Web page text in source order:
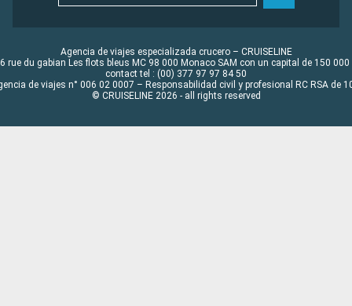
Agencia de viajes especializada crucero – CRUISELINE
rue du gabian Les flots bleus MC 98 000 Monaco SAM con un capital de 150 000
contact tel : (00) 377 97 97 84 50
de viajes n° 006 02 0007 – Responsabilidad civil y profesional RC RSA de
© CRUISELINE 2026 - all rights reserved